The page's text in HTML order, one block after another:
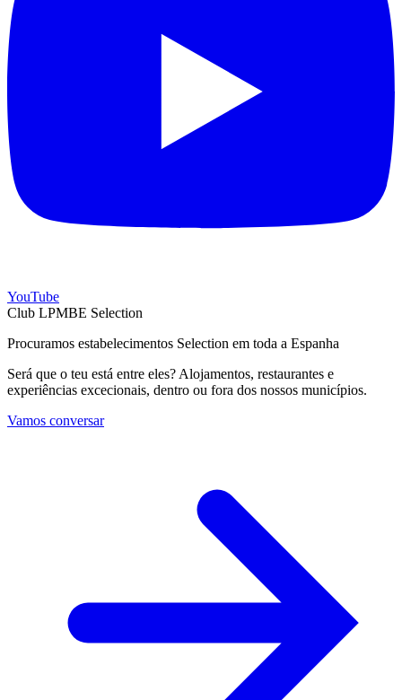
YouTube
Club LPMBE Selection
Procuramos estabelecimentos Selection em toda a Espanha
Será que o teu está entre eles? Alojamentos, restaurantes e
experiências excecionais, dentro ou fora dos nossos municípios.
Vamos conversar